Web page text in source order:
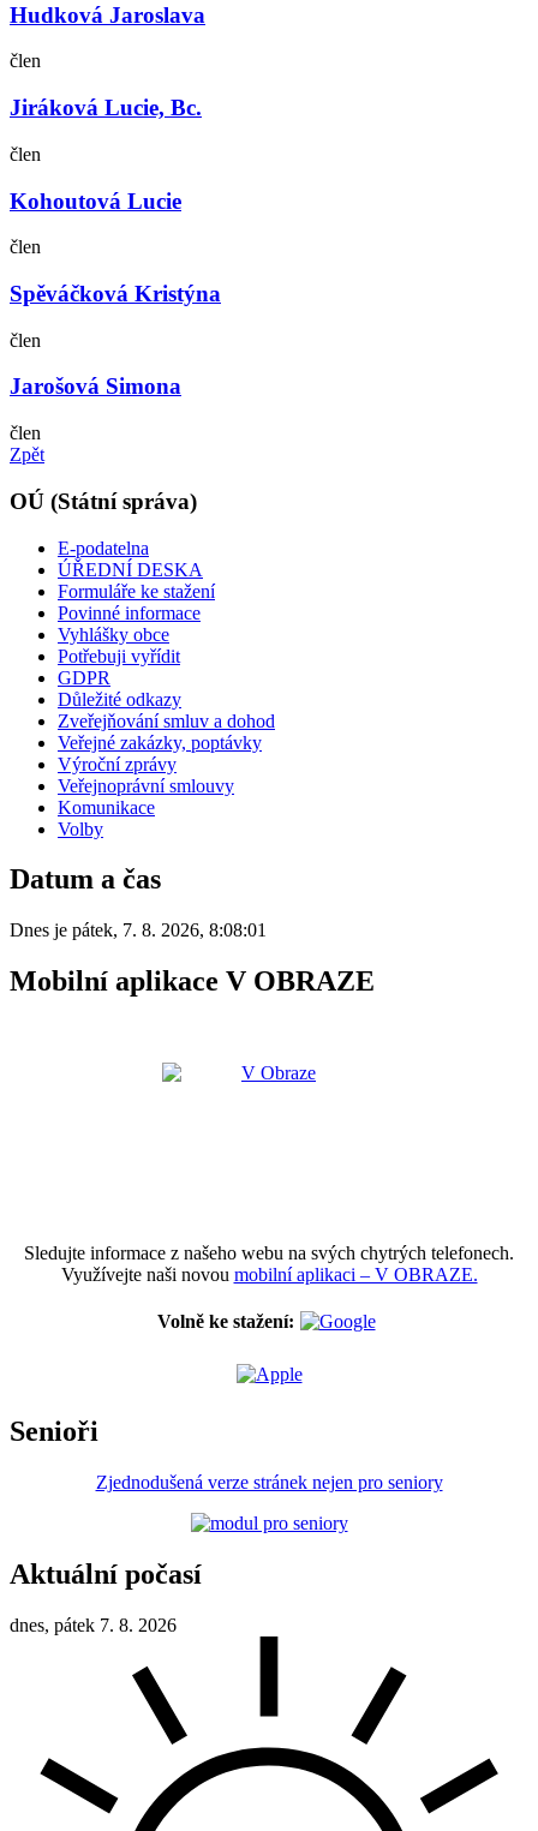
Hudková Jaroslava
člen
Jiráková Lucie, Bc.
člen
Kohoutová Lucie
člen
Spěváčková Kristýna
člen
Jarošová Simona
člen
Zpět
OÚ (Státní správa)
E-podatelna
ÚŘEDNÍ DESKA
Formuláře ke stažení
Povinné informace
Vyhlášky obce
Potřebuji vyřídit
GDPR
Důležité odkazy
Zveřejňování smluv a dohod
Veřejné zakázky, poptávky
Výroční zprávy
Veřejnoprávní smlouvy
Komunikace
Volby
Datum a čas
Dnes je pátek, 7. 8. 2026, 8:08:01
Mobilní aplikace V OBRAZE
Sledujte informace z našeho webu na svých chytrých telefonech.
Využívejte naši novou mobilní aplikaci – V OBRAZE.
Volně ke stažení:
Senioři
Zjednodušená verze stránek nejen pro seniory
Aktuální počasí
dnes, pátek 7. 8. 2026